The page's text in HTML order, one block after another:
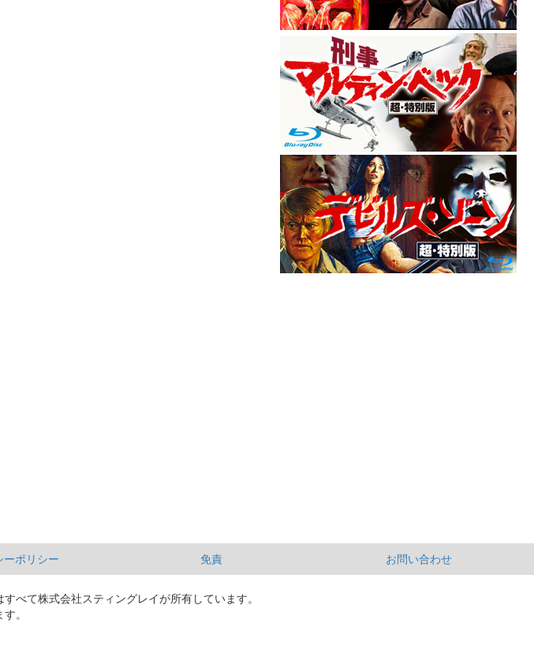
ーポリシー 免責 お問い合わせ
べて株式会社スティングレイが所有しています。
。